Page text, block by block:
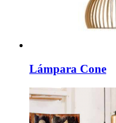
Lámpara Cone